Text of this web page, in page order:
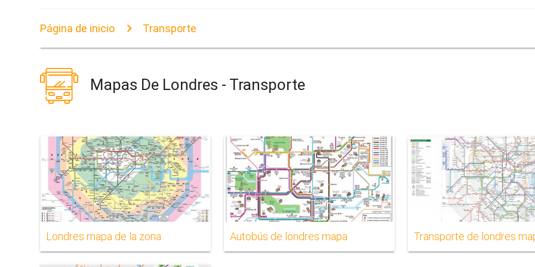
Página de inicio Transporte
Mapas De Londres - Transporte
Londres mapa de la zona Autobús de londres mapa Transporte de londres